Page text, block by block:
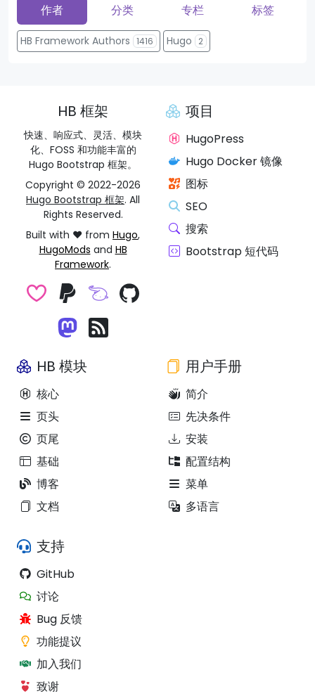
作者 分类 专栏 标签
HB Framework Authors 1416 Hugo 2
HB 框架
快速、响应式、灵活、模块
化、FOSS 和功能丰富的
Hugo Bootstrap 框架。
Copyright © 2022-2026
Hugo Bootstrap 框架. All
Rights Reserved.
Built with ❤️ from Hugo,
HugoMods and HB
Framework.
项目
HugoPress
Hugo Docker 镜像
图标
SEO
搜索
Bootstrap 短代码
HB 模块
核心
页头
页尾
基础
博客
文档
用户手册
简介
先决条件
安装
配置结构
菜单
多语言
支持
GitHub
讨论
Bug 反馈
功能提议
加入我们
致谢